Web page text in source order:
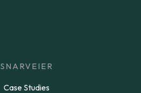
SNARVEIER
Case Studies